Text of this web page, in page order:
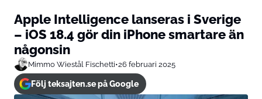
Apple Intelligence lanseras i Sverige
– iOS 18.4 gör din iPhone smartare än
någonsin
Mimmo Wiestål Fischetti•26 februari 2025
Följ teksajten.se på Google